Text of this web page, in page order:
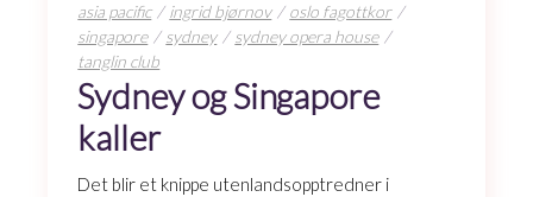
asia pacific
ingrid bjørnov
oslo fagottkor
singapore
sydney
sydney opera house
tanglin club
Sydney og Singapore
kaller
Det blir et knippe utenlandsopptredner i